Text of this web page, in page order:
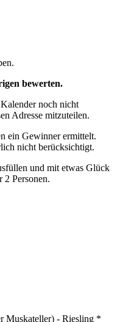
bewerten.
noch nicht
Adresse mitzuteilen.
ein Gewinner ermittelt.
nicht berücksichtigt.
und mit etwas Glück
2 Personen.
Muskateller) - Riesling *